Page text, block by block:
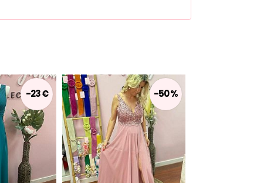
-23 € -50 %